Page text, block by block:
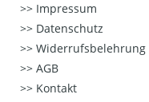
Impressum
Datenschutz
Widerrufsbelehrung
AGB
Kontakt